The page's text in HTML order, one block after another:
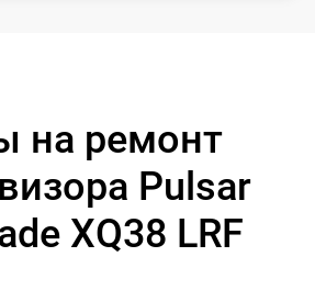
на ремонт
Pulsar
XQ38 LRF